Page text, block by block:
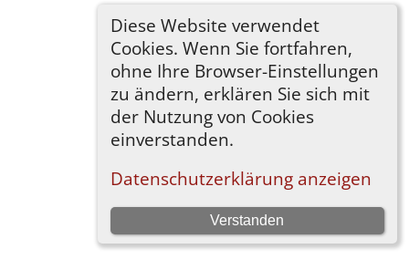
Diese Website verwendet
Cookies. Wenn Sie fortfahren,
ohne Ihre Browser-Einstellungen
zu ändern, erklären Sie sich mit
der Nutzung von Cookies
einverstanden.
Datenschutzerklärung anzeigen
Verstanden